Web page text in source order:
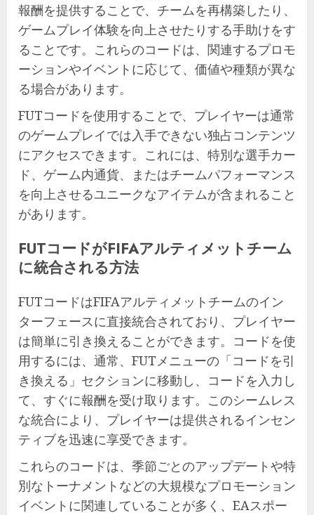
報酬を提供することで、チームを再構築したり、
ゲームプレイ体験を向上させたりする手助けをす
ることです。これらのコードは、関連するプロモ
ーションやイベントに応じて、価値や種類が異な
る場合があります。
FUTコードを使用することで、プレイヤーは通常
のゲームプレイでは入手できない独占コンテンツ
にアクセスできます。これには、特別な選手カー
ド、ゲーム内通貨、またはチームパフォーマンス
を向上させるユニークなアイテムが含まれること
があります。
FUTコードがFIFAアルティメットチーム
に統合される方法
FUTコードはFIFAアルティメットチームのイン
ターフェースに直接統合されており、プレイヤー
は簡単に引き換えることができます。コードを使
用するには、通常、FUTメニューの「コードを引
き換える」セクションに移動し、コードを入力し
て、すぐに報酬を受け取ります。このシームレス
な統合により、プレイヤーは提供されるインセン
ティブを迅速に享受できます。
これらのコードは、季節ごとのアップデートや特
別なトーナメントなどの大規模なプロモーション
イベントに関連していることが多く、EAスポー